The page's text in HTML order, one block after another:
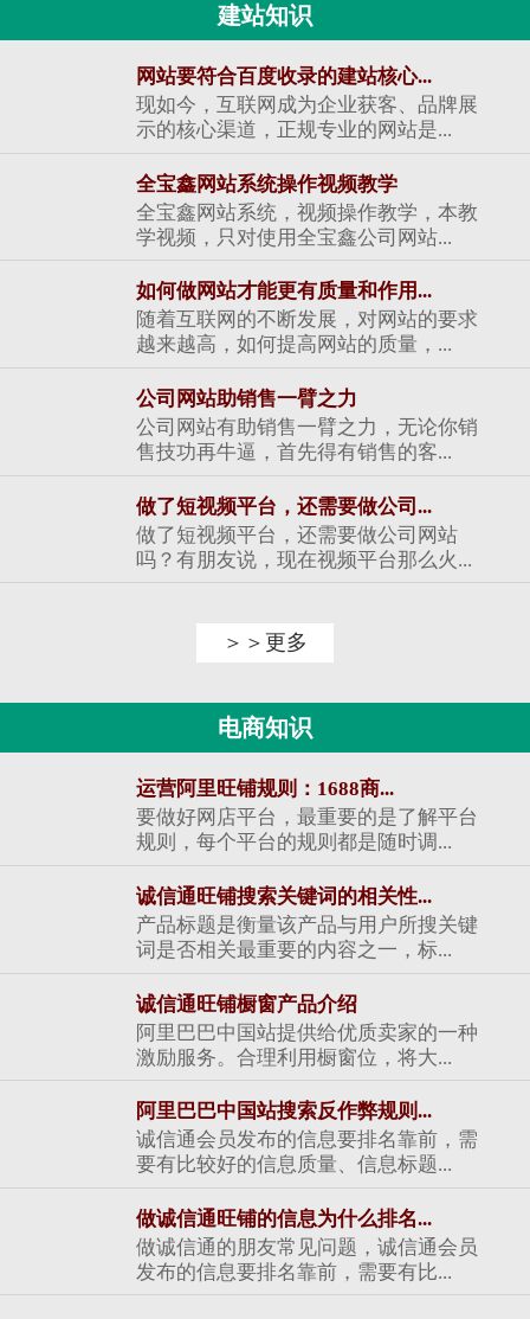
建站知识
网站要符合百度收录的建站核心...
现如今，互联网成为企业获客、品牌展
示的核心渠道，正规专业的网站是...
全宝鑫网站系统操作视频教学
全宝鑫网站系统，视频操作教学，本教
学视频，只对使用全宝鑫公司网站...
如何做网站才能更有质量和作用...
随着互联网的不断发展，对网站的要求
越来越高，如何提高网站的质量，...
公司网站助销售一臂之力
公司网站有助销售一臂之力，无论你销
售技功再牛逼，首先得有销售的客...
做了短视频平台，还需要做公司...
做了短视频平台，还需要做公司网站
吗？有朋友说，现在视频平台那么火...
＞＞更多
电商知识
运营阿里旺铺规则：1688商...
要做好网店平台，最重要的是了解平台
规则，每个平台的规则都是随时调...
诚信通旺铺搜索关键词的相关性...
产品标题是衡量该产品与用户所搜关键
词是否相关最重要的内容之一，标...
诚信通旺铺橱窗产品介绍
阿里巴巴中国站提供给优质卖家的一种
激励服务。合理利用橱窗位，将大...
阿里巴巴中国站搜索反作弊规则...
诚信通会员发布的信息要排名靠前，需
要有比较好的信息质量、信息标题...
做诚信通旺铺的信息为什么排名...
做诚信通的朋友常见问题，诚信通会员
发布的信息要排名靠前，需要有比...